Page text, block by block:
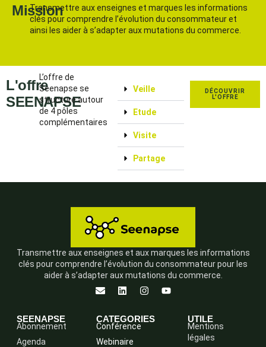
Mission
Transmettre aux enseignes et marques les informations
clés pour comprendre l’évolution du consommateur et
ainsi les aider à s’adapter aux mutations du commerce.
L'offre
SEENAPSE
L’offre de
Seenapse se
structure autour
de 4 pôles
complémentaires
Veille
Etude
Visite
Partage
DÉCOUVRIR
L'OFFRE
Transmettre aux enseignes et aux marques les informations
clés pour comprendre l’évolution du consommateur pour les
aider à s’adapter aux mutations du commerce.
SEENAPSE
Abonnement
Agenda
CATEGORIES
Conférence
Webinaire
UTILE
Mentions
légales